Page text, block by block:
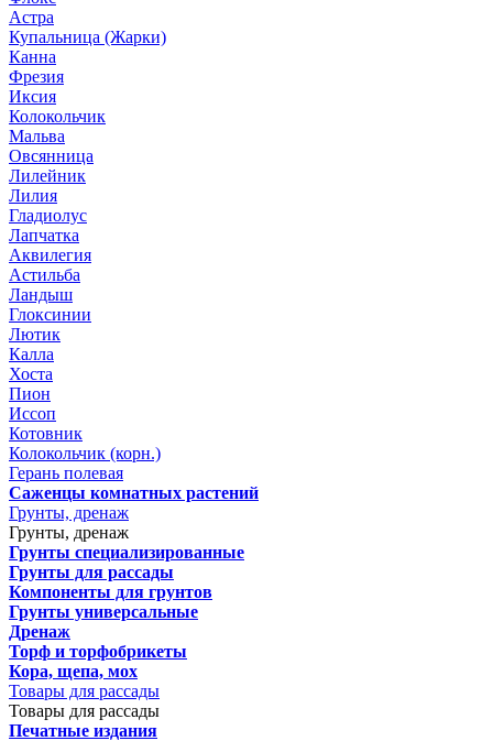
Астра
Купальница (Жарки)
Канна
Фрезия
Иксия
Колокольчик
Мальва
Овсянница
Лилейник
Лилия
Гладиолус
Лапчатка
Аквилегия
Астильба
Ландыш
Глоксинии
Лютик
Калла
Хоста
Пион
Иссоп
Котовник
Колокольчик (корн.)
Герань полевая
Саженцы комнатных растений
Грунты, дренаж
Грунты, дренаж
Грунты специализированные
Грунты для рассады
Компоненты для грунтов
Грунты универсальные
Дренаж
Торф и торфобрикеты
Кора, щепа, мох
Товары для рассады
Товары для рассады
Печатные издания